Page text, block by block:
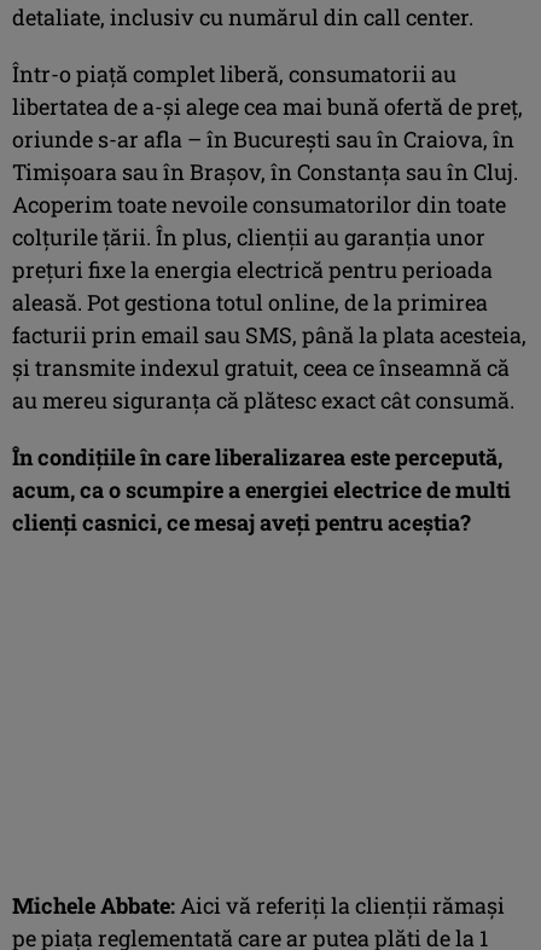
detaliate, inclusiv cu numărul din call center.
Într-o piață complet liberă, consumatorii au
libertatea de a-și alege cea mai bună ofertă de preț,
oriunde s-ar afla – în București sau în Craiova, în
Timișoara sau în Brașov, în Constanța sau în Cluj.
Acoperim toate nevoile consumatorilor din toate
colțurile țării. În plus, clienții au garanția unor
prețuri fixe la energia electrică pentru perioada
aleasă. Pot gestiona totul online, de la primirea
facturii prin email sau SMS, până la plata acesteia,
și transmite indexul gratuit, ceea ce înseamnă că
au mereu siguranța că plătesc exact cât consumă.
În condițiile în care liberalizarea este percepută,
acum, ca o scumpire a energiei electrice de multi
clienți casnici, ce mesaj aveți pentru aceștia?
Michele Abbate:Aici vă referiți la clienții rămași
pe piața reglementată care ar putea plăti de la 1